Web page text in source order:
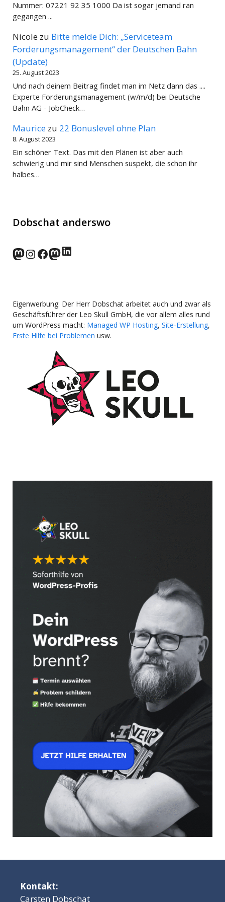
Nummer: 07221 92 35 1000 Da ist sogar jemand ran
gegangen ...
Nicole zu Bitte melde Dich: „Serviceteam
Forderungsmanagement“ der Deutschen Bahn
(Update)
25. August 2023
Und nach deinem Beitrag findet man im Netz dann das ....
Experte Forderungsmanagement (w/m/d) bei Deutsche
Bahn AG - JobCheck…
Maurice zu 22 Bonuslevel ohne Plan
8. August 2023
Ein schöner Text. Das mit den Plänen ist aber auch
schwierig und mir sind Menschen suspekt, die schon ihr
halbes…
Dobschat anderswo
norden.social
Instagram
Facebook
wp-punks.social
LinkedIn
Eigenwerbung: Der Herr Dobschat arbeitet auch und zwar als
Geschäftsführer der Leo Skull GmbH, die vor allem alles rund
um WordPress macht: Managed WP Hosting, Site-Erstellung,
Erste Hilfe bei Problemen usw.
Kontakt:
Carsten Dobschat